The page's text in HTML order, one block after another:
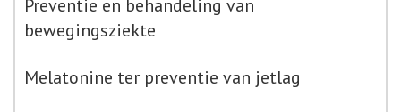
Preventie en behandeling van
bewegingsziekte
Melatonine ter preventie van jetlag